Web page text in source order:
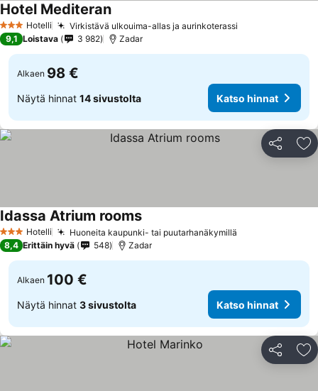
3 Tähtiluokitus
Hotelli Virkistävä ulkouima-allas ja aurinkoterassi
Hotel Mediteran
9,1 Loistava 3 982 Zadar
Alkaen 98 €
Näytä hinnat 14 sivustolta Katso hinnat
Jaa
3 Tähtiluokitus
Hotelli Huoneita kaupunki- tai puutarhanäkymillä
Idassa Atrium rooms
8,4 Erittäin hyvä 548 Zadar
Alkaen 100 €
Näytä hinnat 3 sivustolta Katso hinnat
Jaa